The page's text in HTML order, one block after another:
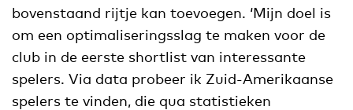
bovenstaand rijtje kan toevoegen. ‘Mijn doel is
om een optimaliseringsslag te maken voor de
club in de eerste shortlist van interessante
spelers. Via data probeer ik Zuid-Amerikaanse
spelers te vinden, die qua statistieken